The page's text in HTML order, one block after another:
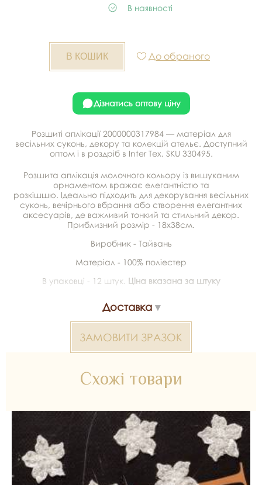
В наявності
До обраного
Дізнатись оптову ціну
Розшиті аплікації 2000000317984 — матеріал для
весільних суконь, декору та колекцій ательє. Доступний
оптом і в роздріб в Inter Tex, SKU 330495.
Розшита аплікація молочного кольору із вишуканим
орнаментом вражає елегантністю та
розкішшю. Ідеально підходить для декорування весільних
суконь, вечірнього вбрання або створення елегантних
аксесуарів, де важливий тонкий та стильний декор.
Приблизний розмір - 18х38см.
Виробник - Тайвань
Матеріал - 100% поліестер
В упаковці - 12 штук. Ціна вказана за штуку
Доставка
ЗАМОВИТИ ЗРАЗОК
Схожі товари